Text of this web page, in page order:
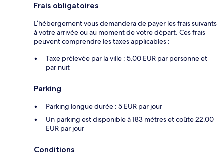
Frais obligatoires
L’hébergement vous demandera de payer les frais suivants
à votre arrivée ou au moment de votre départ. Ces frais
peuvent comprendre les taxes applicables :
Taxe prélevée par la ville : 5.00 EUR par personne et
par nuit
Parking
Parking longue durée : 5 EUR par jour
Un parking est disponible à 183 mètres et coûte 22.00
EUR par jour
Conditions